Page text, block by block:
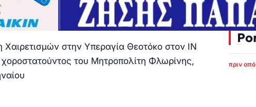
Χαιρετισμών στην Υπεραγία Θεοτόκο στον ΙΝ
του Μητροπολίτη Φλωρίνης,
πριν